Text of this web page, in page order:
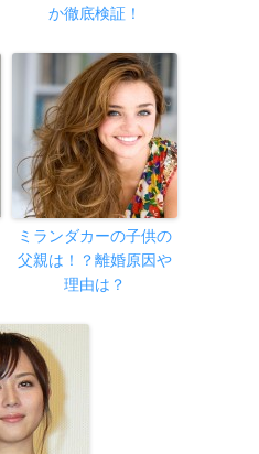
か徹底検証！
ミランダカーの子供の
父親は！？離婚原因や
理由は？